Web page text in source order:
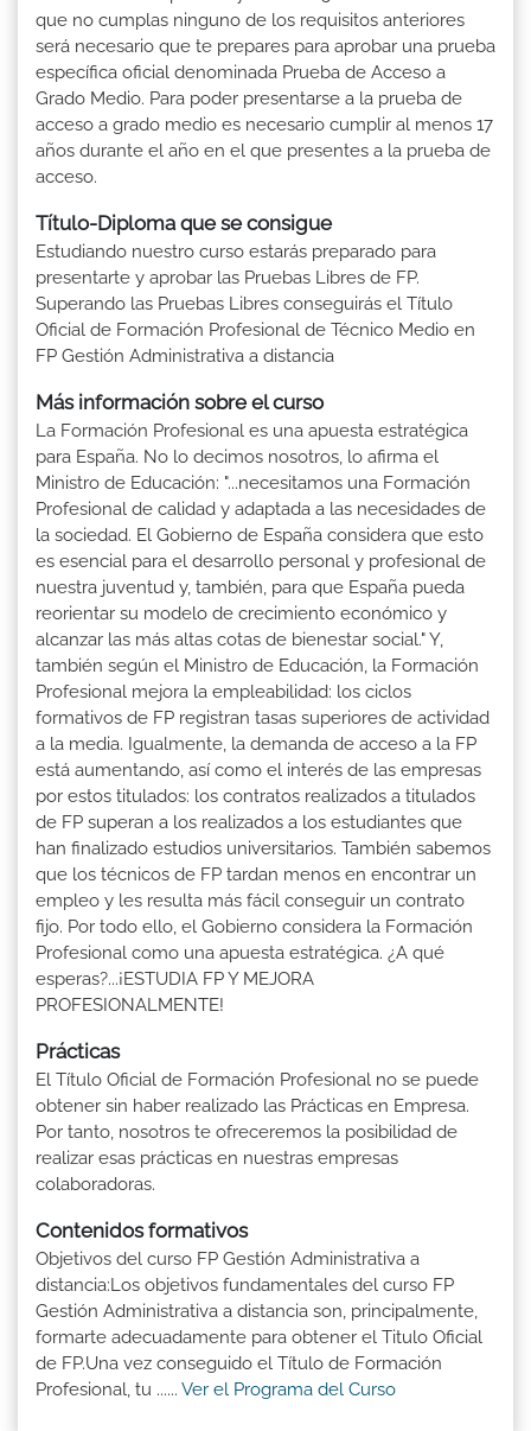
que no cumplas ninguno de los requisitos anteriores
será necesario que te prepares para aprobar una prueba
específica oficial denominada Prueba de Acceso a
Grado Medio. Para poder presentarse a la prueba de
acceso a grado medio es necesario cumplir al menos 17
años durante el año en el que presentes a la prueba de
acceso.
Título-Diploma que se consigue
Estudiando nuestro curso estarás preparado para
presentarte y aprobar las Pruebas Libres de FP.
Superando las Pruebas Libres conseguirás el Título
Oficial de Formación Profesional de Técnico Medio en
FP Gestión Administrativa a distancia
Más información sobre el curso
La Formación Profesional es una apuesta estratégica
para España. No lo decimos nosotros, lo afirma el
Ministro de Educación: "...necesitamos una Formación
Profesional de calidad y adaptada a las necesidades de
la sociedad. El Gobierno de España considera que esto
es esencial para el desarrollo personal y profesional de
nuestra juventud y, también, para que España pueda
reorientar su modelo de crecimiento económico y
alcanzar las más altas cotas de bienestar social." Y,
también según el Ministro de Educación, la Formación
Profesional mejora la empleabilidad: los ciclos
formativos de FP registran tasas superiores de actividad
a la media. Igualmente, la demanda de acceso a la FP
está aumentando, así como el interés de las empresas
por estos titulados: los contratos realizados a titulados
de FP superan a los realizados a los estudiantes que
han finalizado estudios universitarios. También sabemos
que los técnicos de FP tardan menos en encontrar un
empleo y les resulta más fácil conseguir un contrato
fijo. Por todo ello, el Gobierno considera la Formación
Profesional como una apuesta estratégica. ¿A qué
esperas?...¡ESTUDIA FP Y MEJORA
PROFESIONALMENTE!
Prácticas
El Título Oficial de Formación Profesional no se puede
obtener sin haber realizado las Prácticas en Empresa.
Por tanto, nosotros te ofreceremos la posibilidad de
realizar esas prácticas en nuestras empresas
colaboradoras.
Contenidos formativos
Objetivos del curso FP Gestión Administrativa a
distancia:Los objetivos fundamentales del curso FP
Gestión Administrativa a distancia son, principalmente,
formarte adecuadamente para obtener el Titulo Oficial
de FP.Una vez conseguido el Título de Formación
Profesional, tu ...... Ver el Programa del Curso